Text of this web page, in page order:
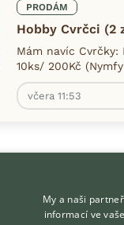
PRODÁM
Hobby Cvrčci (2
Mám navíc
10ks/ 200Kč
včera 11:53
My a naši
informací ve